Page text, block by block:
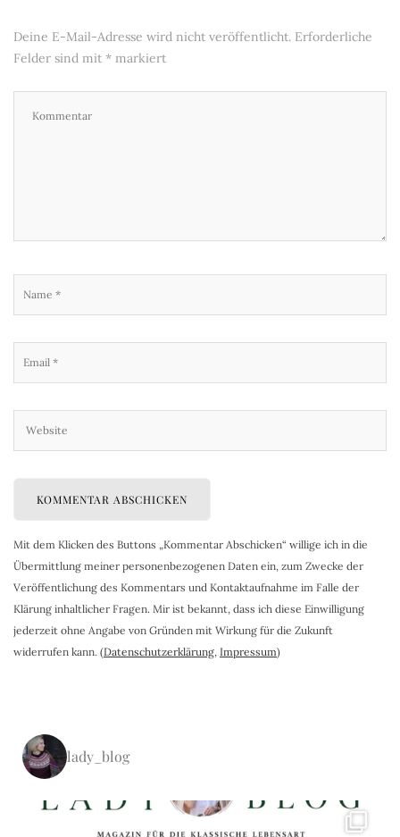
Deine E-Mail-Adresse wird nicht veröffentlicht. Erforderliche
Felder sind mit * markiert
Mit dem Klicken des Buttons „Kommentar Abschicken“ willige ich in die
Übermittlung meiner personenbezogenen Daten ein, zum Zwecke der
Veröffentlichung des Kommentars und Kontaktaufnahme im Falle der
Klärung inhaltlicher Fragen. Mir ist bekannt, dass ich diese Einwilligung
jederzeit ohne Angabe von Gründen mit Wirkung für die Zukunft
widerrufen kann. (Datenschutzerklärung, Impressum)
lady_blog